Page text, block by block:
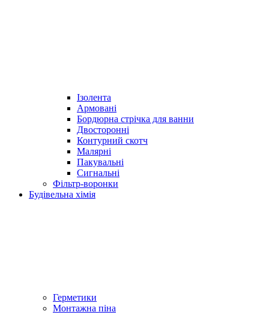
Ізолента
Армовані
Бордюрна стрічка для ванни
Двосторонні
Контурний скотч
Малярні
Пакувальні
Сигнальні
Фільтр-воронки
Будівельна хімія
Герметики
Монтажна піна